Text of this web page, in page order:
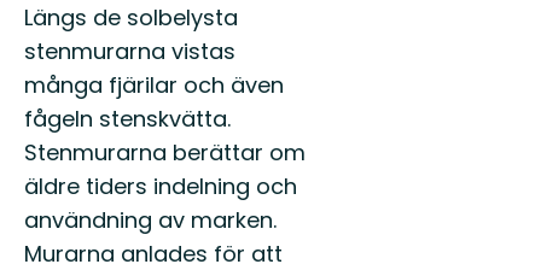
Längs de solbelysta
stenmurarna vistas
många fjärilar och även
fågeln stenskvätta.
Stenmurarna berättar om
äldre tiders indelning och
användning av marken.
Murarna anlades för att